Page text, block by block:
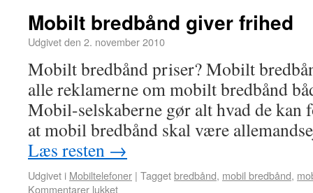
Mobilt bredbånd giver frihed
Udgivet den 2. november 2010
Mobilt bredbånd priser? Mobilt
alle reklamerne om mobilt bredbånd
Mobil-selskaberne gør alt hvad de kan
at mobil bredbånd skal være
Læs resten →
Udgivet i Mobiltelefoner | Taggetbredbånd, mobil bredbånd,
Kommentarer lukket